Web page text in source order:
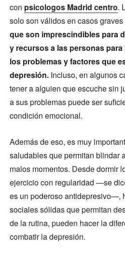
con psicologos Madrid centro.
solo son válidos en casos
que son imprescindibles para
y recursos a las personas
los problemas y factores que
depresión. Incluso, en algunos
tener a alguien que escuche sin
a sus problemas puede ser
condición emocional.
Además de eso, es muy
saludables que permitan blindar
malos momentos. Desde dormir
ejercicio con regularidad —se
es un poderoso antidepresivo—,
sociales sólidas que permitan
de la rutina, pueden hacer la
combatir la depresión.